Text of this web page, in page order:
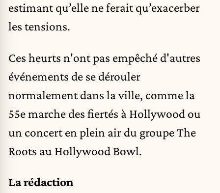
estimant qu’elle ne ferait qu’exacerber
les tensions.
Ces heurts n'ont pas empêché d'autres
événements de se dérouler
normalement dans la ville, comme la
55e marche des fiertés à Hollywood ou
un concert en plein air du groupe The
Roots au Hollywood Bowl.
La rédaction